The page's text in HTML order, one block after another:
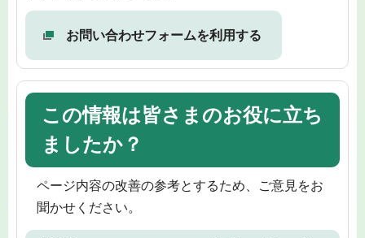
お問い合わせフォームを利用する
この情報は皆さまのお役に立ち
ましたか？
ページ内容の改善の参考とするため、ご意見をお
聞かせください。